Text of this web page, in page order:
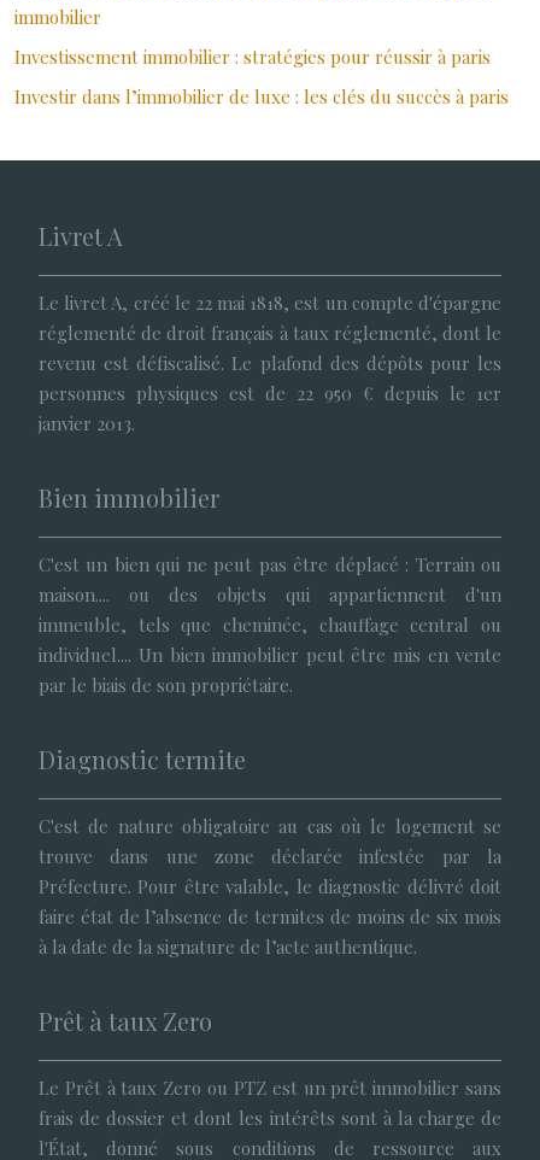
immobilier
Investissement immobilier : stratégies pour réussir à paris
Investir dans l’immobilier de luxe : les clés du succès à paris
Livret A
Le livret A, créé le 22 mai 1818, est un compte d'épargne
réglementé de droit français à taux réglementé, dont le
revenu est défiscalisé. Le plafond des dépôts pour les
personnes physiques est de 22 950 € depuis le 1er
janvier 2013.
Bien immobilier
C'est un bien qui ne peut pas être déplacé : Terrain ou
maison.... ou des objets qui appartiennent d'un
immeuble, tels que cheminée, chauffage central ou
individuel.... Un bien immobilier peut être mis en vente
par le biais de son propriétaire.
Diagnostic termite
C'est de nature obligatoire au cas où le logement se
trouve dans une zone déclarée infestée par la
Préfecture. Pour être valable, le diagnostic délivré doit
faire état de l’absence de termites de moins de six mois
à la date de la signature de l’acte authentique.
Prêt à taux Zero
Le Prêt à taux Zero ou PTZ est un prêt immobilier sans
frais de dossier et dont les intérêts sont à la charge de
l'État, donné sous conditions de ressource aux